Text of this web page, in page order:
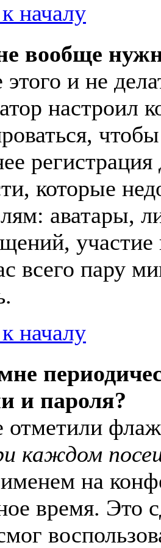
началу
вообще
и не
которые
аватары,
участие
всего пару
началу
и пароля?
отметили
каждом
на
время. Это